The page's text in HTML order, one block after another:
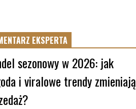
EKSPERTA
sezonowy w 2026: jak
i viralowe trendy zmieniają